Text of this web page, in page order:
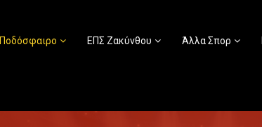
Ποδόσφαιρο ΕΠΣ Ζακύνθου Άλλα Σπορ